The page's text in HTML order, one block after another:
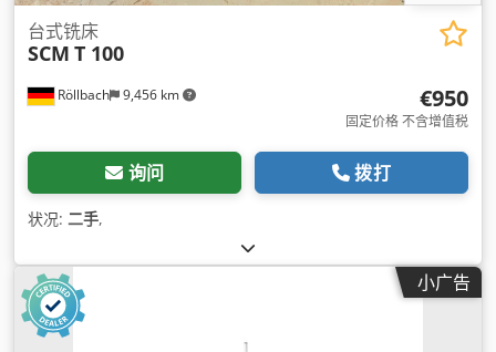
Röllbach 9,456 km
台式铣床
SCM T 100
€950
固定价格 不含增值税
询问 拨打
状况: 二手,
小广告